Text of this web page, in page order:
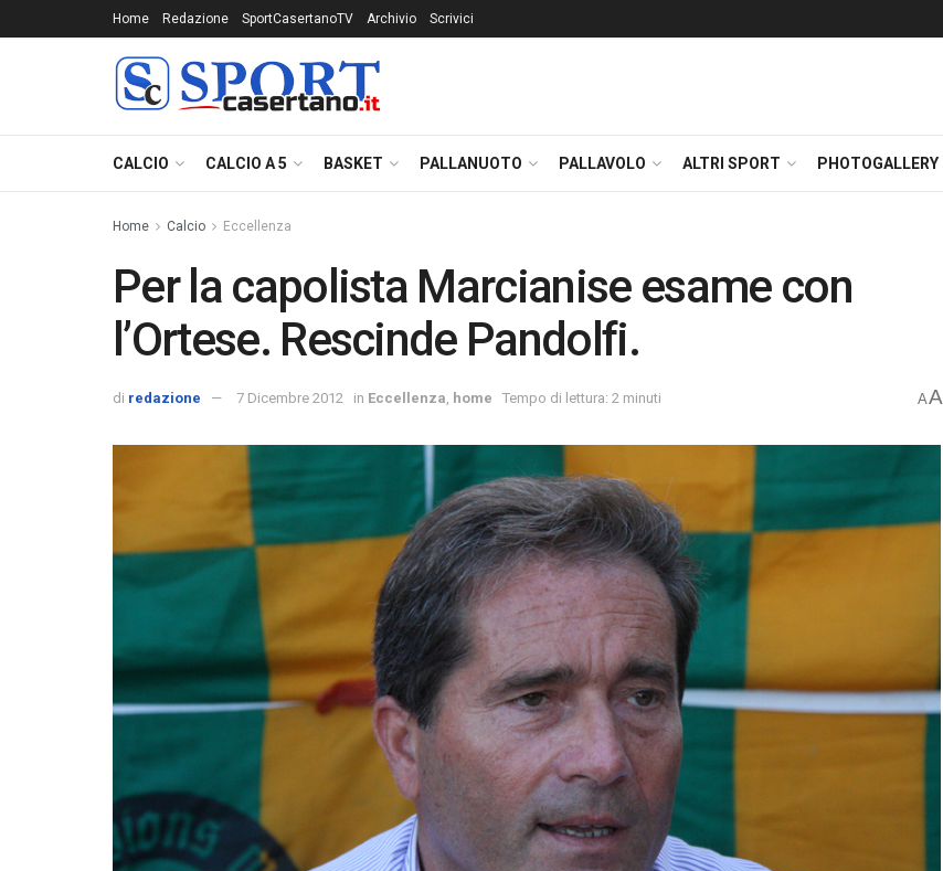
Home Redazione SportCasertanoTV Archivio Scrivici
CALCIO CALCIO A 5 BASKET PALLANUOTO PALLAVOLO ALTRI SPORT PHOTOGALLERY
Home Calcio Eccellenza
Per la capolista Marcianise esame con
l’Ortese. Rescinde Pandolfi.
di redazione 7 Dicembre 2012 in Eccellenza home Tempo di lettura: 2 minuti AA